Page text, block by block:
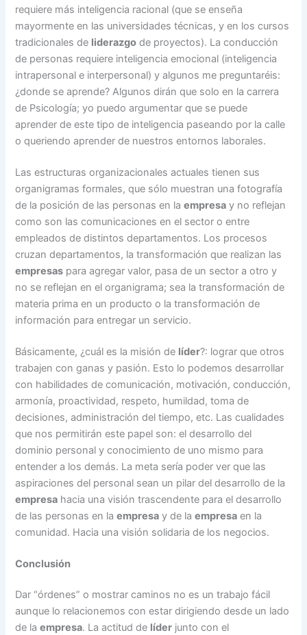
requiere más inteligencia racional (que se enseña
mayormente en las universidades técnicas, y en los cursos
tradicionales de liderazgo de proyectos). La conducción
de personas requiere inteligencia emocional (inteligencia
intrapersonal e interpersonal) y algunos me preguntaréis:
¿donde se aprende? Algunos dirán que solo en la carrera
de Psicología; yo puedo argumentar que se puede
aprender de este tipo de inteligencia paseando por la calle
o queriendo aprender de nuestros entornos laborales.
Las estructuras organizacionales actuales tienen sus
organigramas formales, que sólo muestran una fotografía
de la posición de las personas en laempresa y no reflejan
como son las comunicaciones en el sector o entre
empleados de distintos departamentos. Los procesos
cruzan departamentos, la transformación que realizan las
empresas para agregar valor, pasa de un sector a otro y
no se reflejan en el organigrama; sea la transformación de
materia prima en un producto o la transformación de
información para entregar un servicio.
Básicamente, ¿cuál es la misión de líder?: lograr que otros
trabajen con ganas y pasión. Esto lo podemos desarrollar
con habilidades de comunicación, motivación, conducción,
armonía, proactividad, respeto, humildad, toma de
decisiones, administración del tiempo, etc. Las cualidades
que nos permitirán este papel son: el desarrollo del
dominio personal y conocimiento de uno mismo para
entender a los demás. La meta sería poder ver que las
aspiraciones del personal sean un pilar del desarrollo de la
empresa hacia una visión trascendente para el desarrollo
de las personas en laempresa y de laempresa en la
comunidad. Hacia una visión solidaria de los negocios.
Conclusión
Dar “órdenes” o mostrar caminos no es un trabajo fácil
aunque lo relacionemos con estar dirigiendo desde un lado
de laempresa. La actitud de líder junto con el